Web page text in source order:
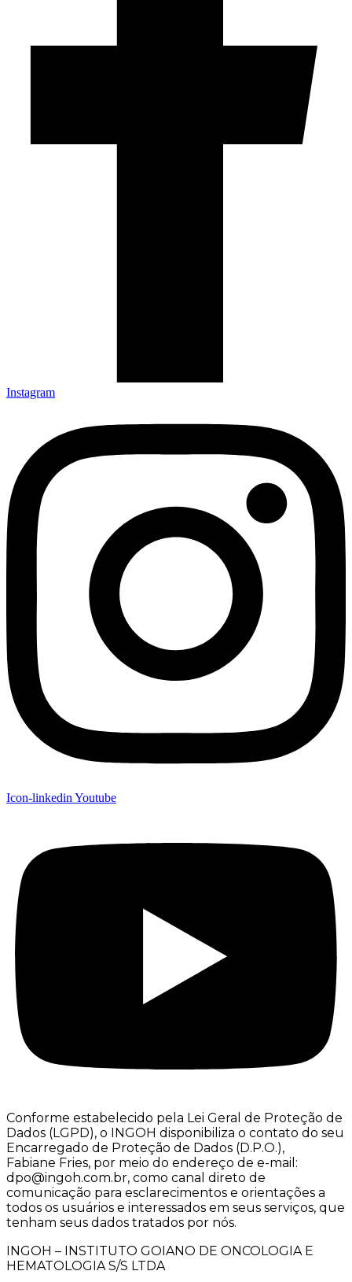
Instagram
Icon-linkedin Youtube
Conforme estabelecido pela Lei Geral de Proteção de
Dados (LGPD), o INGOH disponibiliza o contato do seu
Encarregado de Proteção de Dados (D.P.O.),
Fabiane Fries, por meio do endereço de e-mail:
dpo@ingoh.com.br, como canal direto de
comunicação para esclarecimentos e orientações a
todos os usuários e interessados em seus serviços, que
tenham seus dados tratados por nós.
INGOH – INSTITUTO GOIANO DE ONCOLOGIA E
HEMATOLOGIA S/S LTDA